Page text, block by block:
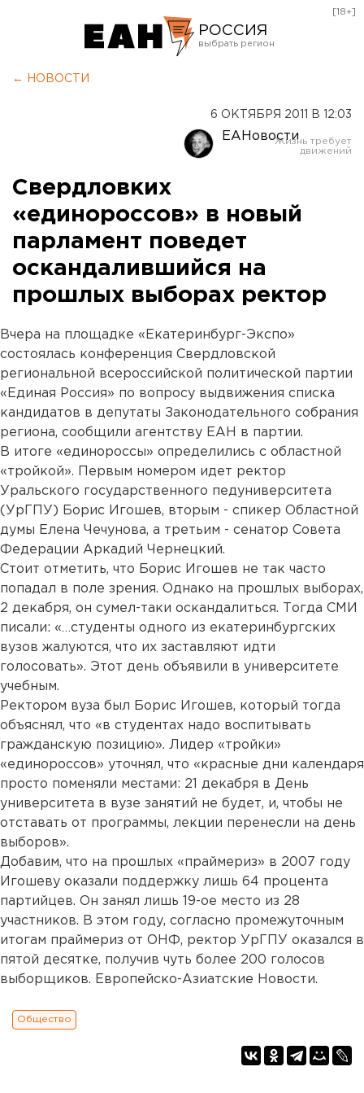
РОССИЯ
Оренбург
[18+]
← НОВОСТИ
6 ОКТЯБРЯ 2011 В 12:03
ЕАНовости
Свердловких
«единороссов» в новый
парламент поведет
оскандалившийся на
прошлых выборах ректор
Вчера на площадке «Екатеринбург-Экспо»
состоялась конференция Свердловской
региональной всероссийской политической партии
«Единая Россия» по вопросу выдвижения списка
кандидатов в депутаты Законодательного собрания
региона, сообщили агентству ЕАН в партии.
В итоге «единороссы» определились с областной
«тройкой». Первым номером идет ректор
Уральского государственного педуниверситета
(УрГПУ) Борис Игошев, вторым - спикер Областной
думы Елена Чечунова, а третьим - сенатор Совета
Федерации Аркадий Чернецкий.
Стоит отметить, что Борис Игошев не так часто
попадал в поле зрения. Однако на прошлых выборах,
2 декабря, он сумел-таки оскандалиться. Тогда СМИ
писали: «…студенты одного из екатеринбургских
вузов жалуются, что их заставляют идти
голосовать». Этот день объявили в университете
учебным.
Ректором вуза был Борис Игошев, который тогда
объяснял, что «в студентах надо воспитывать
гражданскую позицию». Лидер «тройки»
«единороссов» уточнял, что «красные дни календаря
просто поменяли местами: 21 декабря в День
университета в вузе занятий не будет, и, чтобы не
отставать от программы, лекции перенесли на день
выборов».
Добавим, что на прошлых «праймериз» в 2007 году
Игошеву оказали поддержку лишь 64 процента
партийцев. Он занял лишь 19-ое место из 28
участников. В этом году, согласно промежуточным
итогам праймериз от ОНФ, ректор УрГПУ оказался в
пятой десятке, получив чуть более 200 голосов
выборщиков. Европейско-Азиатские Новости.
Общество